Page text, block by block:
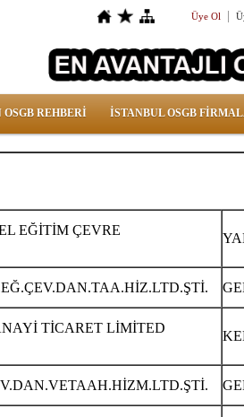
Üye Ol
OSGB REHBERİ İSTANBUL OSGB
EĞİTİM ÇEVRE
TİCARET LİMİTED